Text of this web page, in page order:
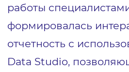
работы
формировалась
отчетность с
Data Studio,